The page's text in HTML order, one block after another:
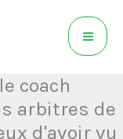
coach
arbitres de
d'avoir vu